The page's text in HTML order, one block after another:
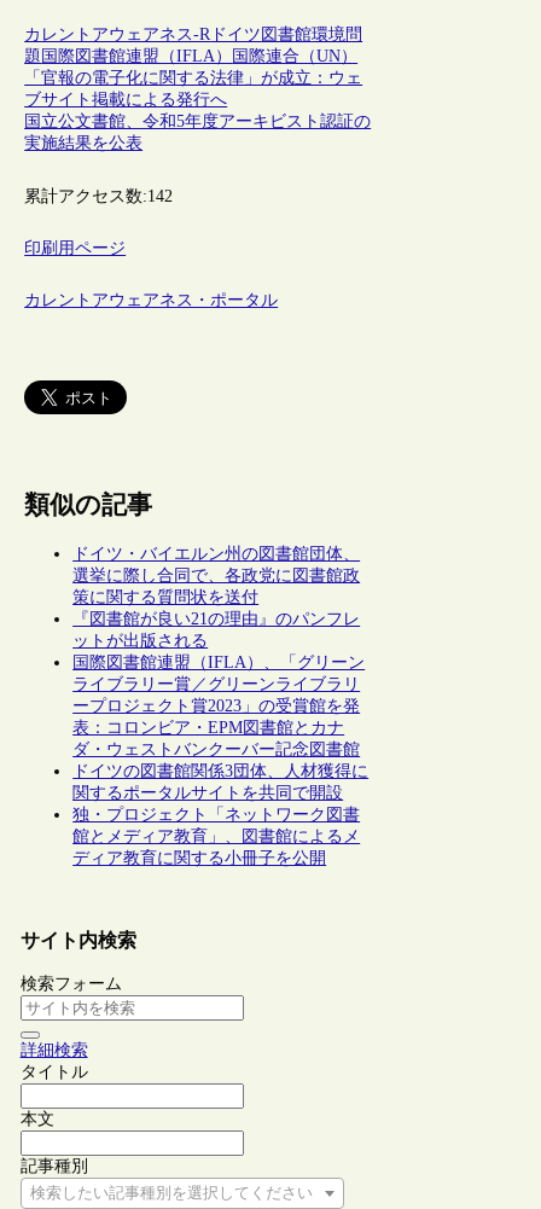
カレントアウェアネス-Rドイツ 図書館環境問
題 国際図書館連盟（IFLA）
国際連合（UN）
「官報の電子化に関する法律」が成立：ウェ
ブサイト掲載による発行へ
国立公文書館、令和5年度アーキビスト認証の
実施結果を公表
累計アクセス数:142
印刷用ページ
カレントアウェアネス・ポータル
類似の記事
ドイツ・バイエルン州の図書館団体、
選挙に際し合同で、各政党に図書館政
策に関する質問状を送付
『図書館が良い21の理由』のパンフレ
ットが出版される
国際図書館連盟（IFLA）、「グリーン
ライブラリー賞／グリーンライブラリ
ープロジェクト賞2023」の受賞館を発
表：コロンビア・EPM図書館とカナ
ダ・ウェストバンクーバー記念図書館
ドイツの図書館関係3団体、人材獲得に
関するポータルサイトを共同で開設
独・プロジェクト「ネットワーク図書
館とメディア教育」、図書館によるメ
ディア教育に関する小冊子を公開
サイト内検索
検索フォーム
詳細検索
タイトル
本文
記事種別
検索したい記事種別を選択してください